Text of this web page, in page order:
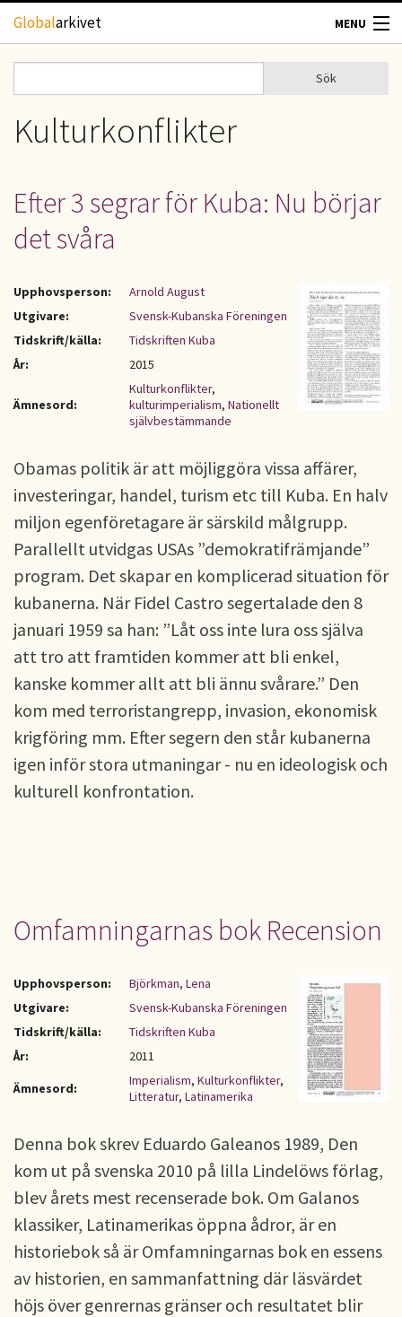
Hoppa till huvudinnehåll
Globalarkivet MENU
TIDSKRIFTER
GEOGRAFI
UPPHOVSRÄTT
KONTAKT
Sökformulär
Sök
Kulturkonflikter
Efter 3 segrar för Kuba: Nu börjar
det svåra
Upphovsperson:
Arnold August
Utgivare:
Svensk-Kubanska Föreningen
Tidskrift/källa:
Tidskriften Kuba
År:
2015
Ämnesord:
Kulturkonflikter,
kulturimperialism, Nationellt
självbestämmande
Obamas politik är att möjliggöra vissa affärer,
investeringar, handel, turism etc till Kuba. En halv
miljon egenföretagare är särskild målgrupp.
Parallellt utvidgas USAs ”demokratifrämjande”
program. Det skapar en komplicerad situation för
kubanerna. När Fidel Castro segertalade den 8
januari 1959 sa han: ”Låt oss inte lura oss själva
att tro att framtiden kommer att bli enkel,
kanske kommer allt att bli ännu svårare.” Den
kom med terroristangrepp, invasion, ekonomisk
krigföring mm. Efter segern den står kubanerna
igen inför stora utmaningar - nu en ideologisk och
kulturell konfrontation.
Omfamningarnas bok Recension
Upphovsperson:
Björkman, Lena
Utgivare:
Svensk-Kubanska Föreningen
Tidskrift/källa:
Tidskriften Kuba
År:
2011
Ämnesord:
Imperialism, Kulturkonflikter,
Litteratur, Latinamerika
Denna bok skrev Eduardo Galeanos 1989, Den
kom ut på svenska 2010 på lilla Lindelöws förlag,
blev årets mest recenserade bok. Om Galanos
klassiker, Latinamerikas öppna ådror, är en
historiebok så är Omfamningarnas bok en essens
av historien, en sammanfattning där läsvärdet
höjs över genrernas gränser och resultatet blir